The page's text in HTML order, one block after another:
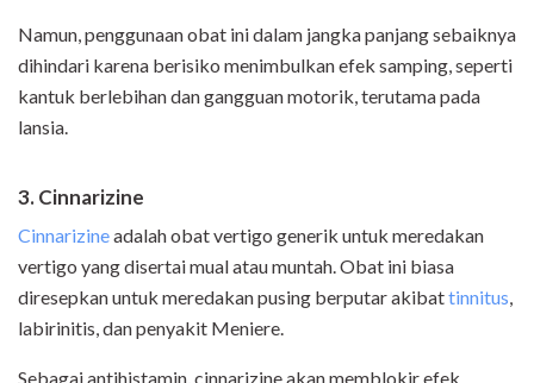
Namun, penggunaan obat ini dalam jangka panjang sebaiknya
dihindari karena berisiko menimbulkan efek samping, seperti
kantuk berlebihan dan gangguan motorik, terutama pada
lansia.
3. Cinnarizine
Cinnarizineadalah obat vertigo generik untuk meredakan
vertigo yang disertai mual atau muntah. Obat ini biasa
diresepkan untuk meredakan pusing berputar akibattinnitus,
labirinitis, dan penyakit Meniere.
Sebagai antihistamin, cinnarizine akan memblokir efek